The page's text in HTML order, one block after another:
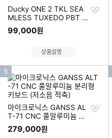
위Ducky ONE 2 TKL SEA
MLESS TUXEDO PBT 이
중사출 한글 (저소음 적축)
99,000원
찜
상품설명
인
기
순
위
5
마이크로닉스 GANSS AL
T-71 CNC 풀알루미늄 분
리형 키보드 (저소음 적축)
279,000원
찜